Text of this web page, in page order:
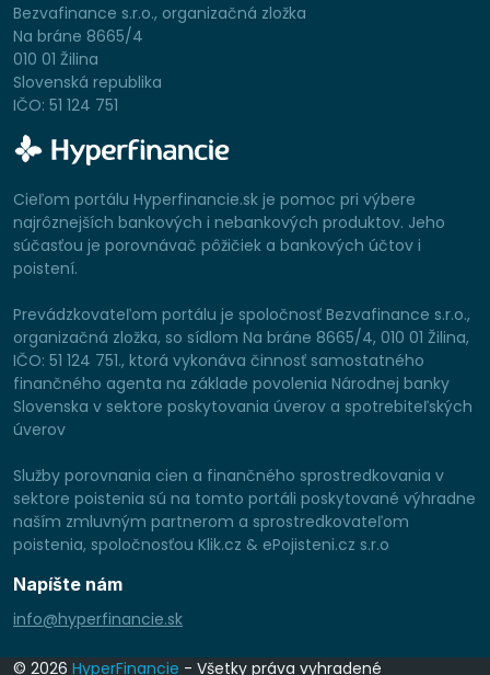
Bezvafinance s.r.o., organizačná zložka
Na bráne 8665/4
010 01 Žilina
Slovenská republika
IČO: 51 124 751
Cieľom portálu Hyperfinancie.sk je pomoc pri výbere
najrôznejších bankových i nebankových produktov. Jeho
súčasťou je porovnávač pôžičiek a bankových účtov i
poistení.
Prevádzkovateľom portálu je spoločnosť Bezvafinance s.r.o.,
organizačná zložka, so sídlom Na bráne 8665/4, 010 01 Žilina,
IČO: 51 124 751., ktorá vykonáva činnosť samostatného
finančného agenta na základe povolenia Národnej banky
Slovenska v sektore poskytovania úverov a spotrebiteľských
úverov
Služby porovnania cien a finančného sprostredkovania v
sektore poistenia sú na tomto portáli poskytované výhradne
naším zmluvným partnerom a sprostredkovateľom
poistenia, spoločnosťou Klik.cz & ePojisteni.cz s.r.o
Napíšte nám
info@hyperfinancie.sk
© 2026 HyperFinancie - Všetky práva vyhradené